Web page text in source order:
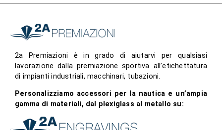
2a Premiazioni è in grado di aiutarvi per qualsiasi
lavorazione dalla premiazione sportiva all’etichettatura
di impianti industriali, macchinari, tubazioni.
Personalizziamo accessori per la nautica e un’ampia
gamma di materiali, dal plexiglass al metallo su: